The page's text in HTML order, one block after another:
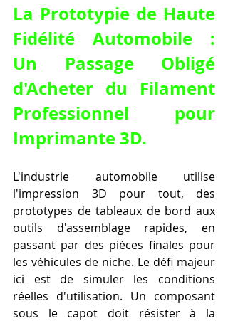
La Prototypie de Haute
Fidélité Automobile :
Un Passage Obligé
d'Acheter du Filament
Professionnel pour
Imprimante 3D.
L'industrie automobile utilise
l'impression 3D pour tout, des
prototypes de tableaux de bord aux
outils d'assemblage rapides, en
passant par des pièces finales pour
les véhicules de niche. Le défi majeur
ici est de simuler les conditions
réelles d'utilisation. Un composant